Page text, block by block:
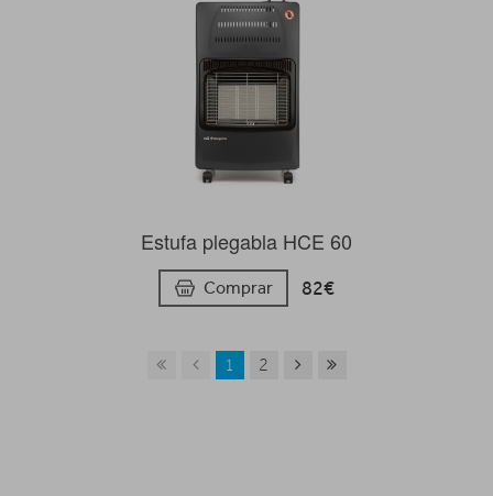
Estufa plegabla HCE 60
Comprar 82€
1 2